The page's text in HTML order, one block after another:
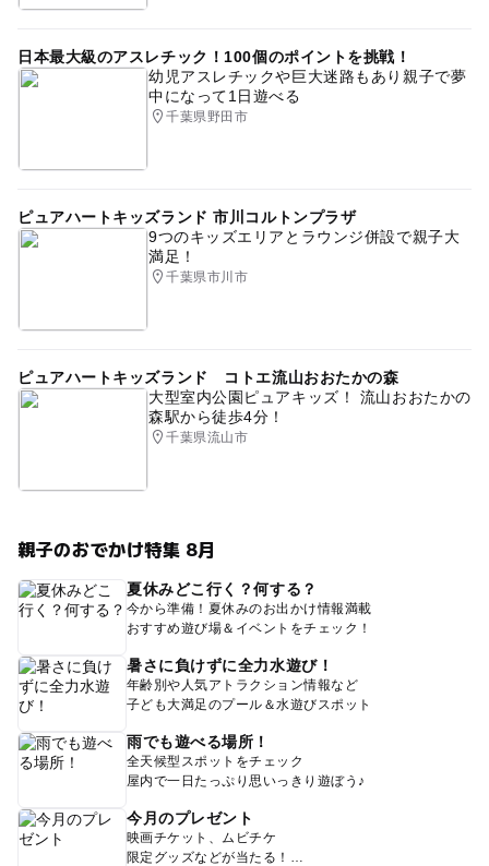
日本最大級のアスレチック！100個のポイントを挑戦！
幼児アスレチックや巨大迷路もあり親子で夢
中になって1日遊べる
千葉県野田市
ピュアハートキッズランド 市川コルトンプラザ
9つのキッズエリアとラウンジ併設で親子大
満足！
千葉県市川市
ピュアハートキッズランド コトエ流山おおたかの森
大型室内公園ピュアキッズ！ 流山おおたかの
森駅から徒歩4分！
千葉県流山市
親子のおでかけ特集 8月
夏休みどこ行く？何する？
今から準備！夏休みのお出かけ情報満載
おすすめ遊び場＆イベントをチェック！
暑さに負けずに全力水遊び！
年齢別や人気アトラクション情報など
子ども大満足のプール＆水遊びスポット
雨でも遊べる場所！
全天候型スポットをチェック
屋内で一日たっぷり思いっきり遊ぼう♪
今月のプレゼント
映画チケット、ムビチケ
限定グッズなどが当たる！